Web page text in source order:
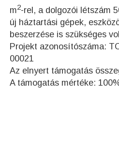
m2-rel, a dolgozói létszám
új háztartási gépek,
beszerzése is szükséges
Projekt azonosítószáma:
00021
Az elnyert támogatás
A támogatás mértéke: